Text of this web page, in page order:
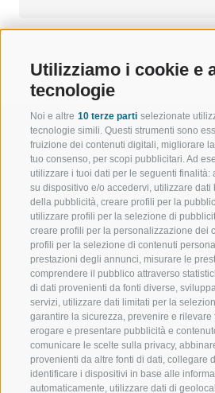
Utilizziamo i cookie e
tecnologie
Noi e altre 10 terze parti selezionate
tecnologie simili. Questi strumenti sono
fruizione dei contenuti digitali, migliorare
tuo consenso, per scopi pubblicitari. Ad
utilizzare i tuoi dati per le seguenti finalità:
su dispositivo e/o accedervi, utilizzare dati
della pubblicità, creare profili per la
utilizzare profili per la selezione di
creare profili per la personalizzazione dei
profili per la selezione di contenuti
prestazioni degli annunci, misurare le
comprendere il pubblico attraverso
di dati provenienti da fonti diverse,
servizi, utilizzare dati limitati per la
garantire la sicurezza, prevenire e rilevare
erogare e presentare pubblicità e
comunicare le scelte sulla privacy,
provenienti da altre fonti di dati, collegare
identificare i dispositivi in base alle
automaticamente, utilizzare dati di
BENVENUTI NELLA
TURISTICA DI RACINES
VAL GIOVO
VAL RACINES
VAL RIDANNA
IMPIANTI DI RISALITA
SCUOLA DI SCI RACINES